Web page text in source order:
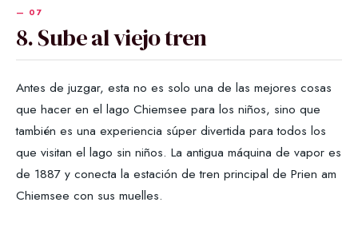
8. Sube al viejo tren
Antes de juzgar, esta no es solo una de las mejores cosas
que hacer en el lago Chiemsee para los niños, sino que
también es una experiencia súper divertida para todos los
que visitan el lago sin niños. La antigua máquina de vapor es
de 1887 y conecta la estación de tren principal de Prien am
Chiemsee con sus muelles.